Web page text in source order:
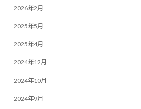
2026年2月
2025年5月
2025年4月
2024年12月
2024年10月
2024年9月